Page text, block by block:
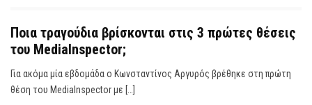
Ποια τραγούδια βρίσκονται στις 3 πρώτες θέσεις
του MediaInspector;
Για ακόμα μία εβδομάδα ο Κωνσταντίνος Αργυρός βρέθηκε στη πρώτη
θέση του MediaInspector με […]